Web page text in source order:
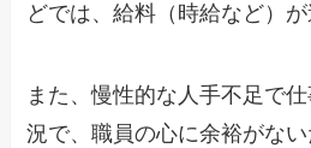
どでは、給料（時給など）が
また、慢性的な人手不足で
況で、職員の心に余裕がな